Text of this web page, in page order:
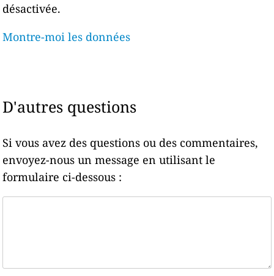
désactivée.
Montre-moi les données
D'autres questions
Si vous avez des questions ou des commentaires,
envoyez-nous un message en utilisant le
formulaire ci-dessous :